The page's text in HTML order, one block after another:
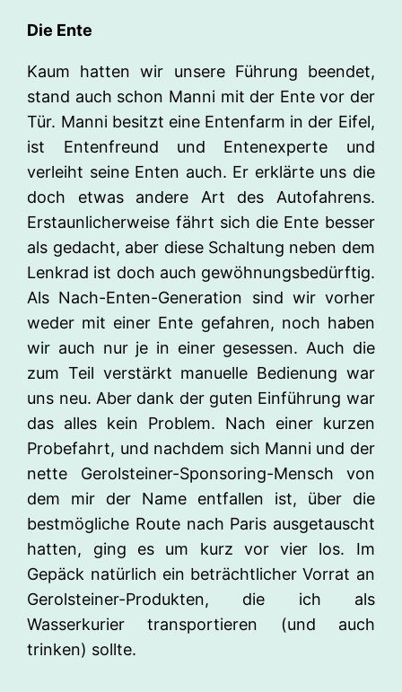
Die Ente
Kaum hatten wir unsere Führung beendet,
stand auch schon Manni mit der Ente vor der
Tür. Manni besitzt eine Entenfarm in der Eifel,
ist Entenfreund und Entenexperte und
verleiht seine Enten auch. Er erklärte uns die
doch etwas andere Art des Autofahrens.
Erstaunlicherweise fährt sich die Ente besser
als gedacht, aber diese Schaltung neben dem
Lenkrad ist doch auch gewöhnungsbedürftig.
Als Nach-Enten-Generation sind wir vorher
weder mit einer Ente gefahren, noch haben
wir auch nur je in einer gesessen. Auch die
zum Teil verstärkt manuelle Bedienung war
uns neu. Aber dank der guten Einführung war
das alles kein Problem. Nach einer kurzen
Probefahrt, und nachdem sich Manni und der
nette Gerolsteiner-Sponsoring-Mensch von
dem mir der Name entfallen ist, über die
bestmögliche Route nach Paris ausgetauscht
hatten, ging es um kurz vor vier los. Im
Gepäck natürlich ein beträchtlicher Vorrat an
Gerolsteiner-Produkten, die ich als
Wasserkurier transportieren (und auch
trinken) sollte.